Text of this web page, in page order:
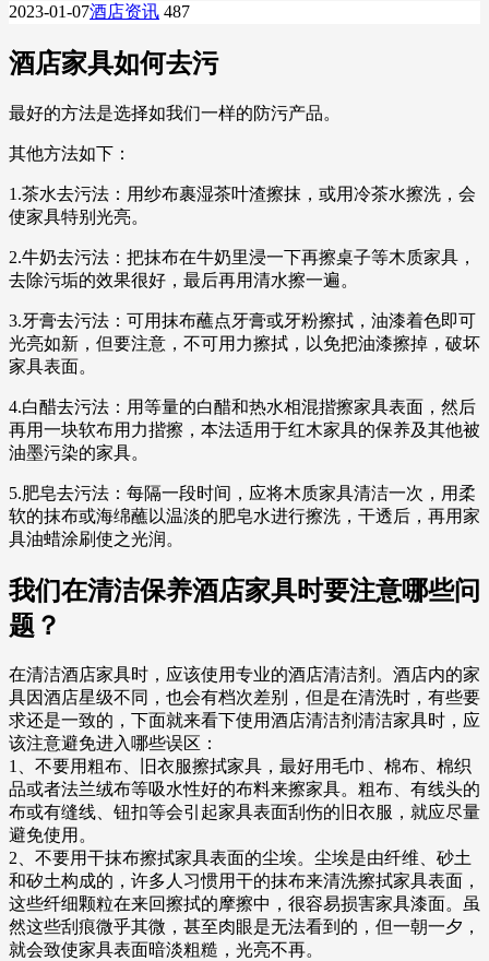
2023-01-07酒店资讯 487
酒店家具如何去污
最好的方法是选择如我们一样的防污产品。
其他方法如下：
1.茶水去污法：用纱布裹湿茶叶渣擦抹，或用冷茶水擦洗，会
使家具特别光亮。
2.牛奶去污法：把抹布在牛奶里浸一下再擦桌子等木质家具，
去除污垢的效果很好，最后再用清水擦一遍。
3.牙膏去污法：可用抹布蘸点牙膏或牙粉擦拭，油漆着色即可
光亮如新，但要注意，不可用力擦拭，以免把油漆擦掉，破坏
家具表面。
4.白醋去污法：用等量的白醋和热水相混揩擦家具表面，然后
再用一块软布用力揩擦，本法适用于红木家具的保养及其他被
油墨污染的家具。
5.肥皂去污法：每隔一段时间，应将木质家具清洁一次，用柔
软的抹布或海绵蘸以温淡的肥皂水进行擦洗，干透后，再用家
具油蜡涂刷使之光润。
我们在清洁保养酒店家具时要注意哪些问
题？
在清洁酒店家具时，应该使用专业的酒店清洁剂。酒店内的家
具因酒店星级不同，也会有档次差别，但是在清洗时，有些要
求还是一致的，下面就来看下使用酒店清洁剂清洁家具时，应
该注意避免进入哪些误区：
1、不要用粗布、旧衣服擦拭家具，最好用毛巾、棉布、棉织
品或者法兰绒布等吸水性好的布料来擦家具。粗布、有线头的
布或有缝线、钮扣等会引起家具表面刮伤的旧衣服，就应尽量
避免使用。
2、不要用干抹布擦拭家具表面的尘埃。尘埃是由纤维、砂土
和矽土构成的，许多人习惯用干的抹布来清洗擦拭家具表面，
这些纤细颗粒在来回擦拭的摩擦中，很容易损害家具漆面。虽
然这些刮痕微乎其微，甚至肉眼是无法看到的，但一朝一夕，
就会致使家具表面暗淡粗糙，光亮不再。